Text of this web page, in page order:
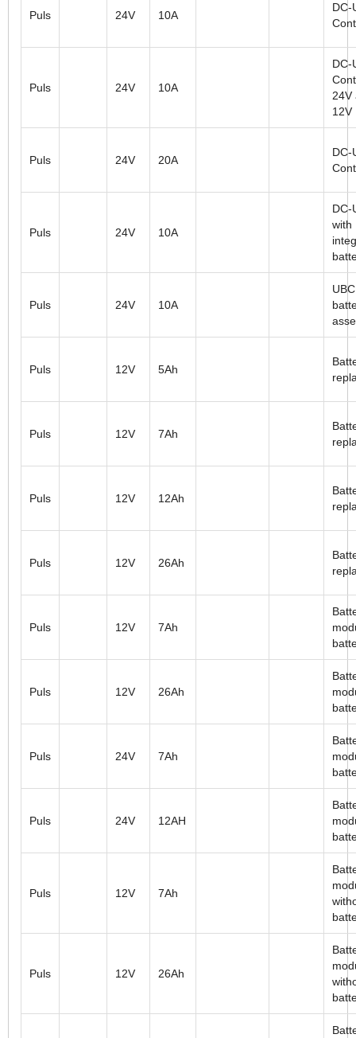
Puls 24V 10A
DC-
Puls 24V 10A
DC-
24V
12V
Puls 24V 20A
DC-
Puls 24V 10A
DC-
with
Puls 24V 10A
Puls 12V 5Ah
Puls 12V 7Ah
Puls 12V 12Ah
Puls 12V 26Ah
Puls 12V 7Ah
Puls 12V 26Ah
Puls 24V 7Ah
Puls 24V 12AH
Puls 12V 7Ah
Puls 12V 26Ah